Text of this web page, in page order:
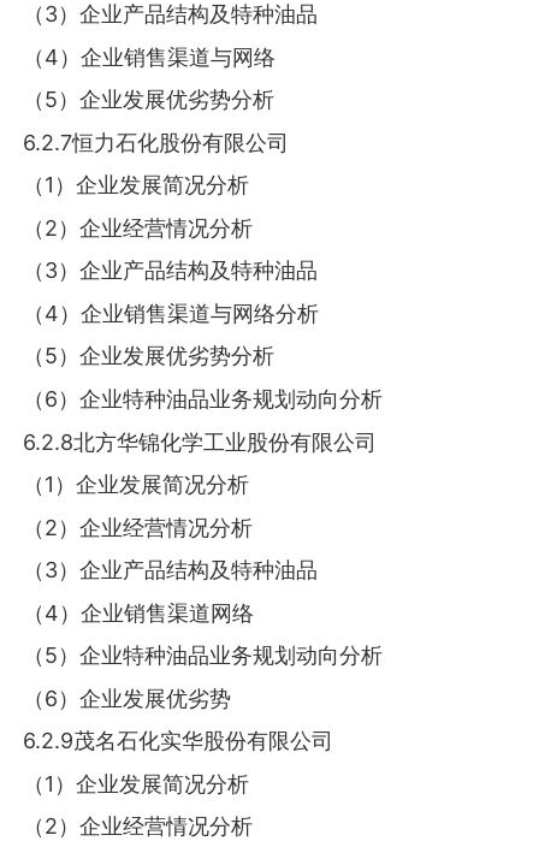
（3）企业产品结构及特种油品
（4）企业销售渠道与网络
（5）企业发展优劣势分析
6.2.7恒力石化股份有限公司
（1）企业发展简况分析
（2）企业经营情况分析
（3）企业产品结构及特种油品
（4）企业销售渠道与网络分析
（5）企业发展优劣势分析
（6）企业特种油品业务规划动向分析
6.2.8北方华锦化学工业股份有限公司
（1）企业发展简况分析
（2）企业经营情况分析
（3）企业产品结构及特种油品
（4）企业销售渠道网络
（5）企业特种油品业务规划动向分析
（6）企业发展优劣势
6.2.9茂名石化实华股份有限公司
（1）企业发展简况分析
（2）企业经营情况分析